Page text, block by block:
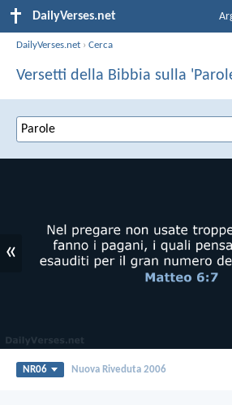
DailyVerses.net
DailyVerses.net ›Cerca
Versetti della Bibbia sulla
«
NR06 Nuova Riveduta 2006